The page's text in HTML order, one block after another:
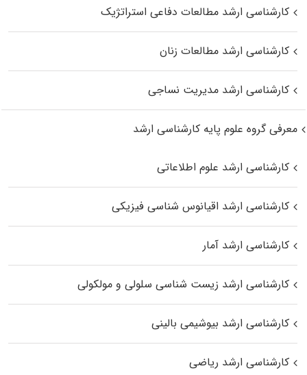
کارشناسی ارشد مطالعات دفاعی استراتژیک
کارشناسی ارشد مطالعات زنان
کارشناسی ارشد مدیریت نساجی
معرفی گروه علوم پایه کارشناسی ارشد
کارشناسی ارشد علوم اطلاعاتی
کارشناسی ارشد اقیانوس‌ شناسی فیزیکی
کارشناسی ارشد آمار
کارشناسی ارشد زیست شناسی سلولی و مولکولی
کارشناسی ارشد بیوشیمی بالینی
کارشناسی ارشد ریاضی